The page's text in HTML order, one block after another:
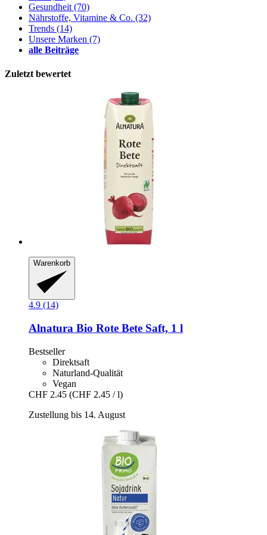
Gesundheit(70)
Nährstoffe, Vitamine & Co. (32)
Trends (14)
Unsere Marken (7)
alle Beiträge
Zuletzt bewertet
Warenkorb
4.9 (14)
Alnatura Bio Rote Bete Saft, 1 l
Bestseller
Direktsaft
Naturland-Qualität
Vegan
CHF 2.45 (CHF 2.45 / l)
Zustellung bis 14. August